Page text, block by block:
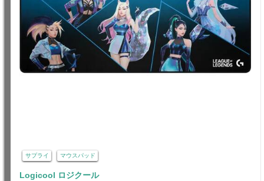
サプライ マウスパッド
Logicool ロジクール